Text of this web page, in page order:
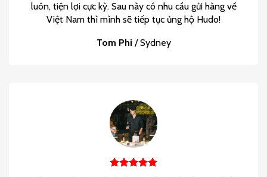
luôn, tiện lợi cực kỳ. Sau này có nhu cầu gửi hàng về
Việt Nam thì mình sẽ tiếp tục ủng hộ Hudo!
Tom Phi /Sydney